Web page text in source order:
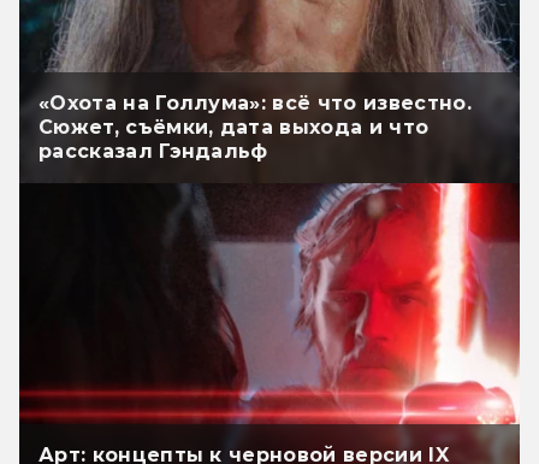
«Охота на Голлума»: всё что известно.
Сюжет, съёмки, дата выхода и что
рассказал Гэндальф
Арт: концепты к черновой версии IX